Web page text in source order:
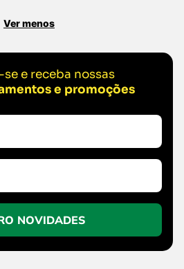
Ver menos
e receba nossas
e promoções
NOVIDADES